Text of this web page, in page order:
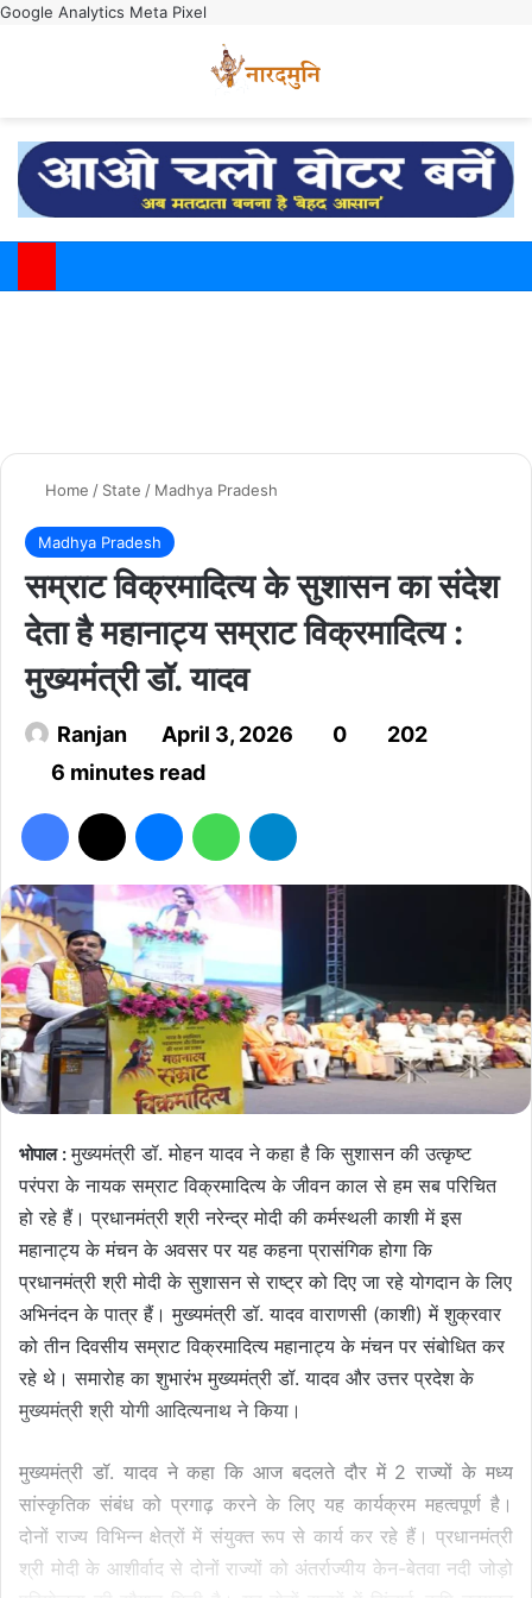
Google Analytics Meta Pixel
Home / State / Madhya Pradesh
Madhya Pradesh
सम्राट विक्रमादित्य के सुशासन का संदेश
देता है महानाट्य सम्राट विक्रमादित्य :
मुख्यमंत्री डॉ. यादव
Ranjan April 3, 2026 0
202
6 minutes read
भोपाल :मुख्यमंत्री डॉ. मोहन यादव ने कहा है कि सुशासन की उत्कृष्ट
परंपरा के नायक सम्राट विक्रमादित्य के जीवन काल से हम सब परिचित
हो रहे हैं। प्रधानमंत्री श्री नरेन्द्र मोदी की कर्मस्थली काशी में इस
महानाट्य के मंचन के अवसर पर यह कहना प्रासंगिक होगा कि
प्रधानमंत्री श्री मोदी के सुशासन से राष्ट्र को दिए जा रहे योगदान के लिए
अभिनंदन के पात्र हैं। मुख्यमंत्री डॉ. यादव वाराणसी (काशी) में शुक्रवार
को तीन दिवसीय सम्राट विक्रमादित्य महानाट्य के मंचन पर संबोधित कर
रहे थे। समारोह का शुभारंभ मुख्यमंत्री डॉ. यादव और उत्तर प्रदेश के
मुख्यमंत्री श्री योगी आदित्यनाथ ने किया।
मुख्यमंत्री डॉ. यादव ने कहा कि आज बदलते दौर में 2 राज्यों के मध्य
सांस्कृतिक संबंध को प्रगाढ़ करने के लिए यह कार्यक्रम महत्वपूर्ण है।
दोनों राज्य विभिन्न क्षेत्रों में संयुक्त रूप से कार्य कर रहे हैं। प्रधानमंत्री
श्री मोदी के आशीर्वाद से दोनों राज्यों को अंतर्राज्यीय केन-बेतवा नदी जोड़ो